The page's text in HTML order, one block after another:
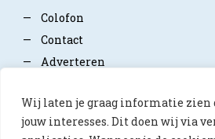
Wij laten je graag informatie zien
jouw interesses. Dit doen wij via
—
Colofon
—
Contact
—
Adverteren
—Privacy policy